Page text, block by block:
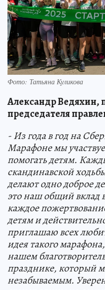
Фото: Татьяна Куликова
Александр Ведяхин,
председателя
- Из года в год на
Марафоне мы
помогать детям.
скандинавской
делают одно доброе
это наш общий вклад
каждое
детям и
приглашаю всех
идея такого
нашем
празднике, который
незабываемым.